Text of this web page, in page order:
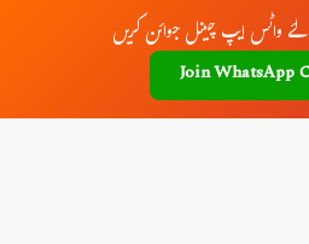
واٹس ایپ چینل جوائن کریں
Join WhatsApp